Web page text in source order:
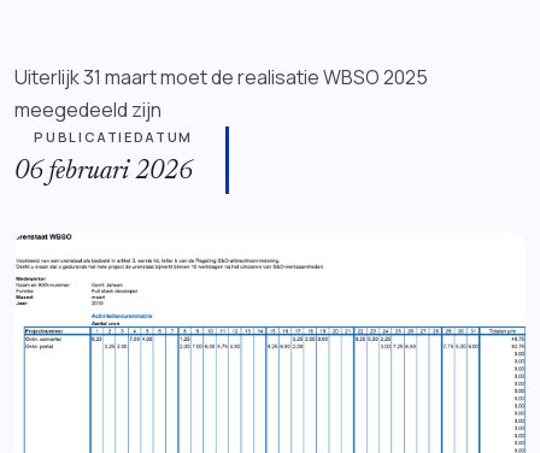
Uiterlijk 31 maart moet de realisatie WBSO 2025
meegedeeld zijn
PUBLICATIEDATUM
06 februari 2026